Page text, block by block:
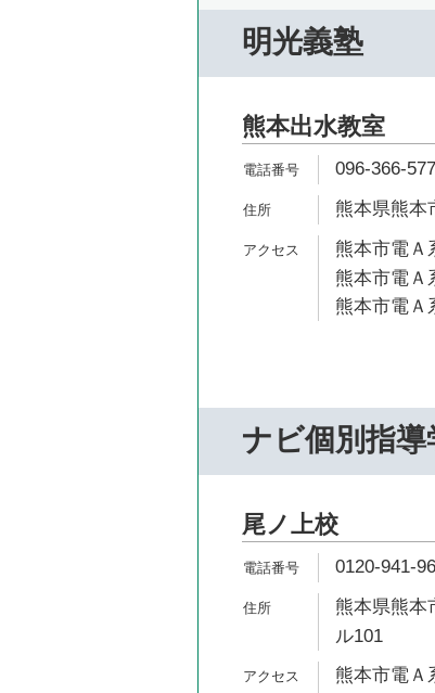
明光義塾
熊本出水教室
096-366-
熊本県熊本
熊本市電Ａ
熊本市電Ａ
熊本市電Ａ
ナビ個別指導
尾ノ上校
0120-941-
熊本県熊本
ル101
熊本市電Ａ